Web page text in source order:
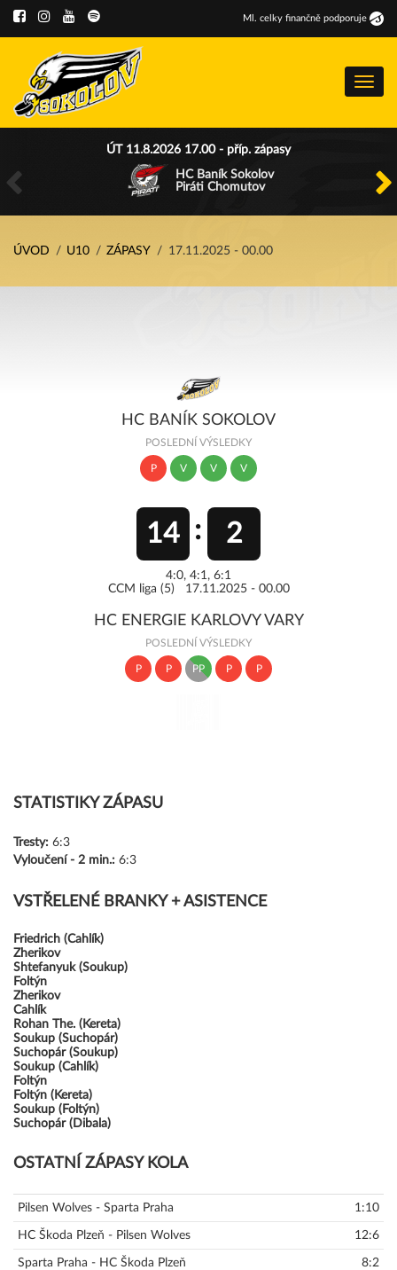
Ml . celky finančně podporuje
Menu
ÚT 11.8.2026 17.00 - příp. zápasy
HC Baník Sokolov
Piráti Chomutov
ÚVOD U10 ZÁPASY 17.11.2025 - 00.00
HC BANÍK SOKOLOV
POSLEDNÍ VÝSLEDKY
P V V V
14 2
4:0, 4:1, 6:1
CCM liga (5) 17.11.2025 - 00.00
HC ENERGIE KARLOVY VARY
POSLEDNÍ VÝSLEDKY
P P PP P P
STATISTIKY ZÁPASU
Tresty: 6:3
Vyloučení - 2 min.: 6:3
VSTŘELENÉ BRANKY + ASISTENCE
Friedrich (Cahlík)
Zherikov
Shtefanyuk (Soukup)
Foltýn
Zherikov
Cahlík
Rohan The. (Kereta)
Soukup (Suchopár)
Suchopár (Soukup)
Soukup (Cahlík)
Foltýn
Foltýn (Kereta)
Soukup (Foltýn)
Suchopár (Dibala)
OSTATNÍ ZÁPASY KOLA
Pilsen Wolves - Sparta Praha 1:10
HC Škoda Plzeň - Pilsen Wolves 12:6
Sparta Praha - HC Škoda Plzeň 8:2